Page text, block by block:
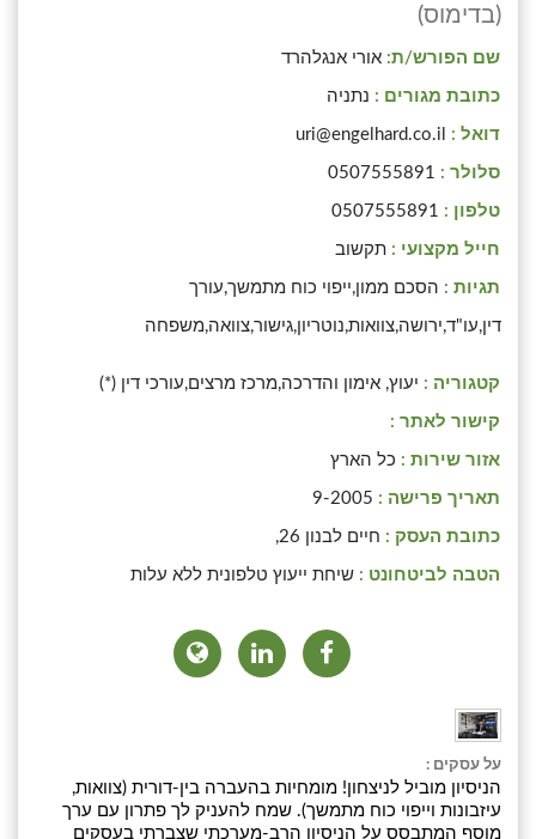
(בדימוס)
שם הפורש/ת: אורי אנגלהרד
כתובת מגורים : נתניה
דואל : uri@engelhard.co.il
סלולר : 0507555891
טלפון : 0507555891
חייל מקצועי : תקשוב
תגיות : הסכם ממון,ייפוי כוח מתמשך,עורך
דין,עו"ד,ירושה,צוואות,נוטריון,גישור,צוואה,משפחה
קטגוריה : יעוץ, אימון והדרכה,מרכז מרצים,עורכי דין (*)
קישור לאתר :
אזור שירות : כל הארץ
תאריך פרישה : 9-2005
כתובת העסק : חיים לבנון 26,
הטבה לביטחונט : שיחת ייעוץ טלפונית ללא עלות
על עסקים :
הניסיון מוביל לניצחון! מומחיות בהעברה בין-דורית (צוואות,
עיזבונות וייפוי כוח מתמשך). שמח להעניק לך פתרון עם ערך
מוסף המתבסס על הניסיון הרב-מערכתי שצברתי בעסקים